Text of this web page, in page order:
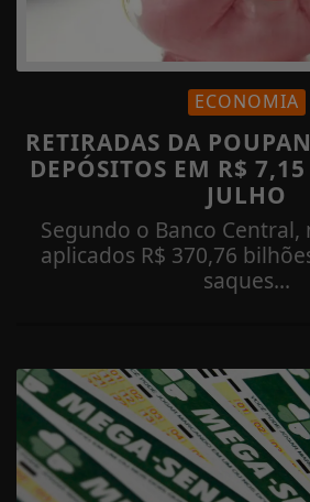
ECONOMIA
RETIRADAS DA
DEPÓSITOS EM R$
JULHO
Segundo o Banco
aplicados R$ 370,76
saques...